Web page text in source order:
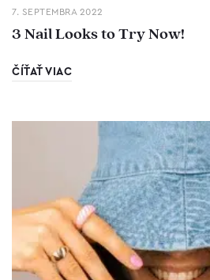
7. SEPTEMBRA 2022
3 Nail Looks to Try Now!
ČÍŤAŤ VIAC